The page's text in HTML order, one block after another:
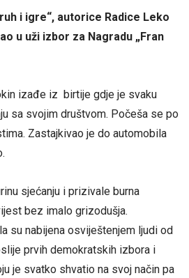
i igre“, autorice Radice Leko
u uži izbor za Nagradu „Fran
izađe iz birtije gdje je svaku
sa svojim društvom. Počeša se po
Zastajkivao je do automobila
sjećanju i prizivale burna
bez imalo grizodušja.
su nabijena osviještenjem ljudi od
prvih demokratskih izbora i
je svatko shvatio na svoj način pa